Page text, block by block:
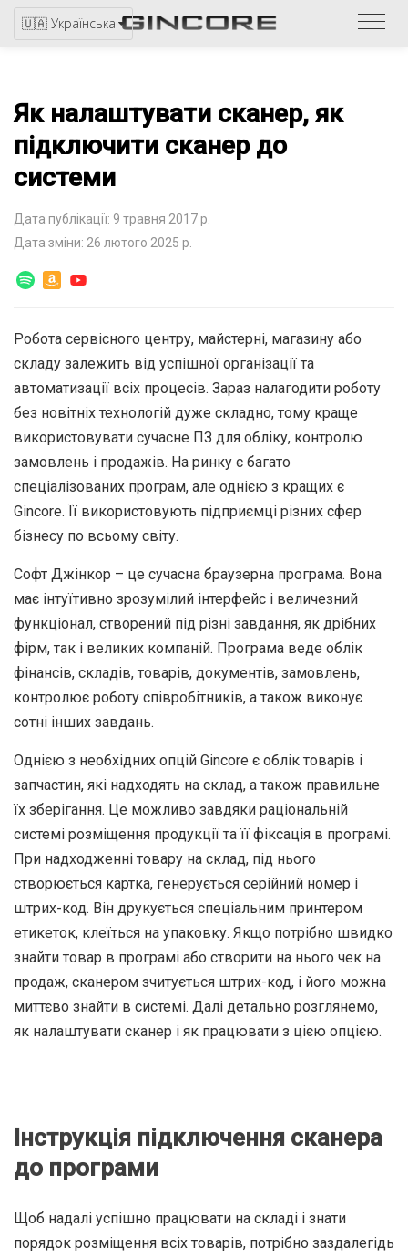
🇺🇦 Українська
Як налаштувати сканер, як
підключити сканер до
системи
Дата публікації: 9 травня 2017 р.
Дата зміни: 26 лютого 2025 р.
Робота сервісного центру, майстерні, магазину або
складу залежить від успішної організації та
автоматизації всіх процесів. Зараз налагодити роботу
без новітніх технологій дуже складно, тому краще
використовувати сучасне ПЗ для обліку, контролю
замовлень і продажів. На ринку є багато
спеціалізованих програм, але однією з кращих є
Gincore. Її використовують підприємці різних сфер
бізнесу по всьому світу.
Софт Джінкор – це сучасна браузерна програма. Вона
має інтуїтивно зрозумілий інтерфейс і величезний
функціонал, створений під різні завдання, як дрібних
фірм, так і великих компаній. Програма веде облік
фінансів, складів, товарів, документів, замовлень,
контролює роботу співробітників, а також виконує
сотні інших завдань.
Однією з необхідних опцій Gincore є облік товарів і
запчастин, які надходять на склад, а також правильне
їх зберігання. Це можливо завдяки раціональній
системі розміщення продукції та її фіксація в програмі.
При надходженні товару на склад, під нього
створюється картка, генерується серійний номер і
штрих-код. Він друкується спеціальним принтером
етикеток, клеїться на упаковку. Якщо потрібно швидко
знайти товар в програмі або створити на нього чек на
продаж, сканером зчитується штрих-код, і його можна
миттєво знайти в системі. Далі детально розглянемо,
як налаштувати сканер і як працювати з цією опцією.
Інструкція підключення сканера
до програми
Щоб надалі успішно працювати на складі і знати
порядок розміщення всіх товарів, потрібно заздалегідь